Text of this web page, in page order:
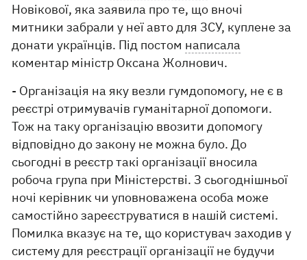
Новікової, яка заявила про те, що вночі
митники забрали у неї авто для ЗСУ, куплене за
донати українців. Під постом написала
коментар міністр Оксана Жолнович.
- Організація на яку везли гумдопомогу, не є в
реєстрі отримувачів гуманітарної допомоги.
Тож на таку організацію ввозити допомогу
відповідно до закону не можна було. До
сьогодні в реєстр такі організації вносила
робоча група при Міністерстві. З сьогоднішньої
ночі керівник чи уповноважена особа може
самостійно зареєструватися в нашій системі.
Помилка вказує на те, що користувач заходив у
систему для реєстрації організації не будучи